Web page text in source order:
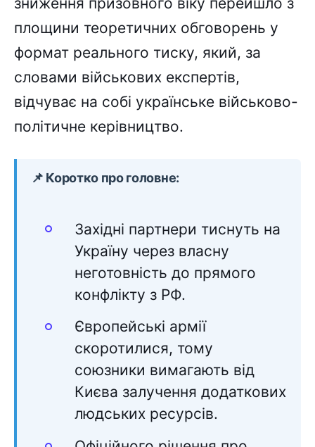
площини теоретичних обговорень у
формат реального тиску, який, за
словами військових експертів,
відчуває на собі українське військово-
політичне керівництво.
📌 Коротко про головне:
Західні партнери тиснуть на
Україну через власну
неготовність до прямого
конфлікту з РФ.
Європейські армії
скоротилися, тому
союзники вимагають від
Києва залучення додаткових
людських ресурсів.